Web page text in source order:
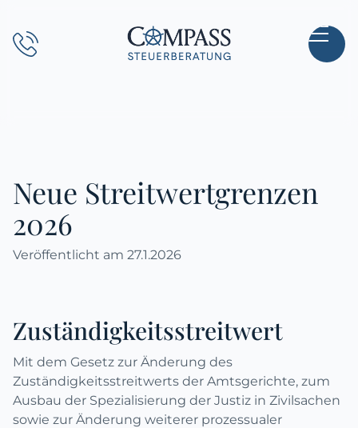
zum
Hauptinhalt
Neue Streitwertgrenzen
2026
Veröffentlicht am 27.1.2026
Zuständigkeitsstreitwert
Mit dem Gesetz zur Änderung des
Zuständigkeitsstreitwerts der Amtsgerichte, zum
Ausbau der Spezialisierung der Justiz in Zivilsachen
sowie zur Änderung weiterer prozessualer